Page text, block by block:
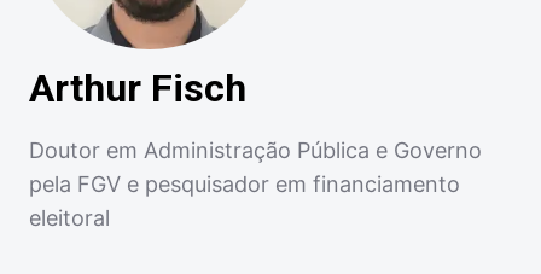
Arthur Fisch
Doutor em Administração Pública e Governo
pela FGV e pesquisador em financiamento
eleitoral